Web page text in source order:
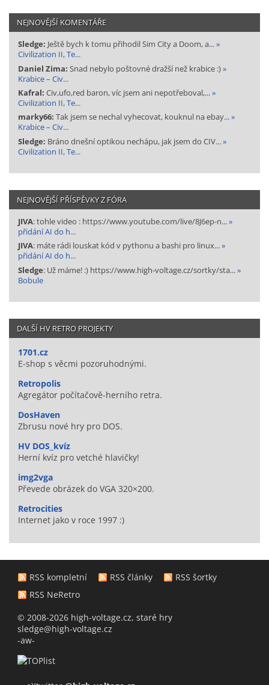
NEJNOVĚJŠÍ KOMENTÁŘE
Sledge: Ještě bych k tomu přihodil Sim City a Doom, a...»
Civilization II, Te...
Daniel Zima: Snad nebylo poštovné dražší než krabice :)»
Krabice – Civ...
Kafral: Civ,ufo,red baron, víc jsem ani nepotřeboval,...»
Civilization II, Te...
marky66: Tak jsem se nechal vyhecovat, kouknul na ebay...»
Krabice – Civ...
Sledge: Bráno dnešní optikou nechápu, jak jsem do CIV...»
Civilization II, Te...
NEJNOVĚJŠÍ PŘÍSPĚVKY Z FÓRA
JIVA: tohle video : https://www.youtube.com/live/8J6ep-n...»
přidání AI do h...
JIVA: máte rádi louskat kód v pythonu a bashi pro linux...»
přidání AI do h...
Sledge: Už máme! :) https://www.high-voltage.cz/sortky/sta...»
Bobule
DALŠÍ HV RETRO PROJEKTY
1701.cz
E-shop s věcmi pozoruhodnými.
Retropolis
Agregátor počítačově-herního retra.
DosHaven
Zbrusu nové hry pro DOS.
HV DOS_kvíz
Herní kvíz pro vetché hlavičky!
img2vga
Převede obrázek do VGA 320×200.
Retrocities
Internet jako v roce 1997 :)
RSS kompletní RSS články
RSS šortky
RSS NeRetro
© 2008-2026 high-voltage.cz, staré hry
sledge@high-voltage.cz
-aw-